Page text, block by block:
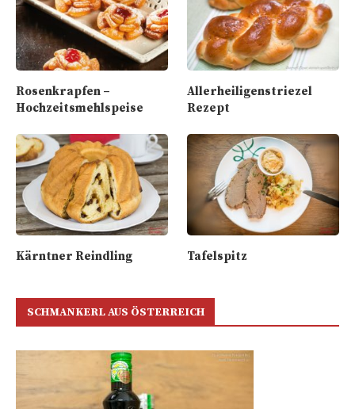
Rosenkrapfen –
Hochzeitsmehlspeise
Allerheiligenstriezel
Rezept
Kärntner Reindling Tafelspitz
SCHMANKERL AUS ÖSTERREICH